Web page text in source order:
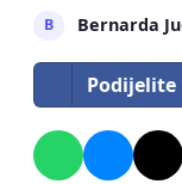
B Bernarda
Podijelite